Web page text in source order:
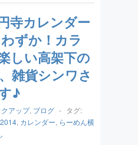
寺カレンダー
ずか！カラ
しい高架下の
雑貨シンワさ
♪
クアップ, ブログ - タグ:
, カレンダー, らーめん横